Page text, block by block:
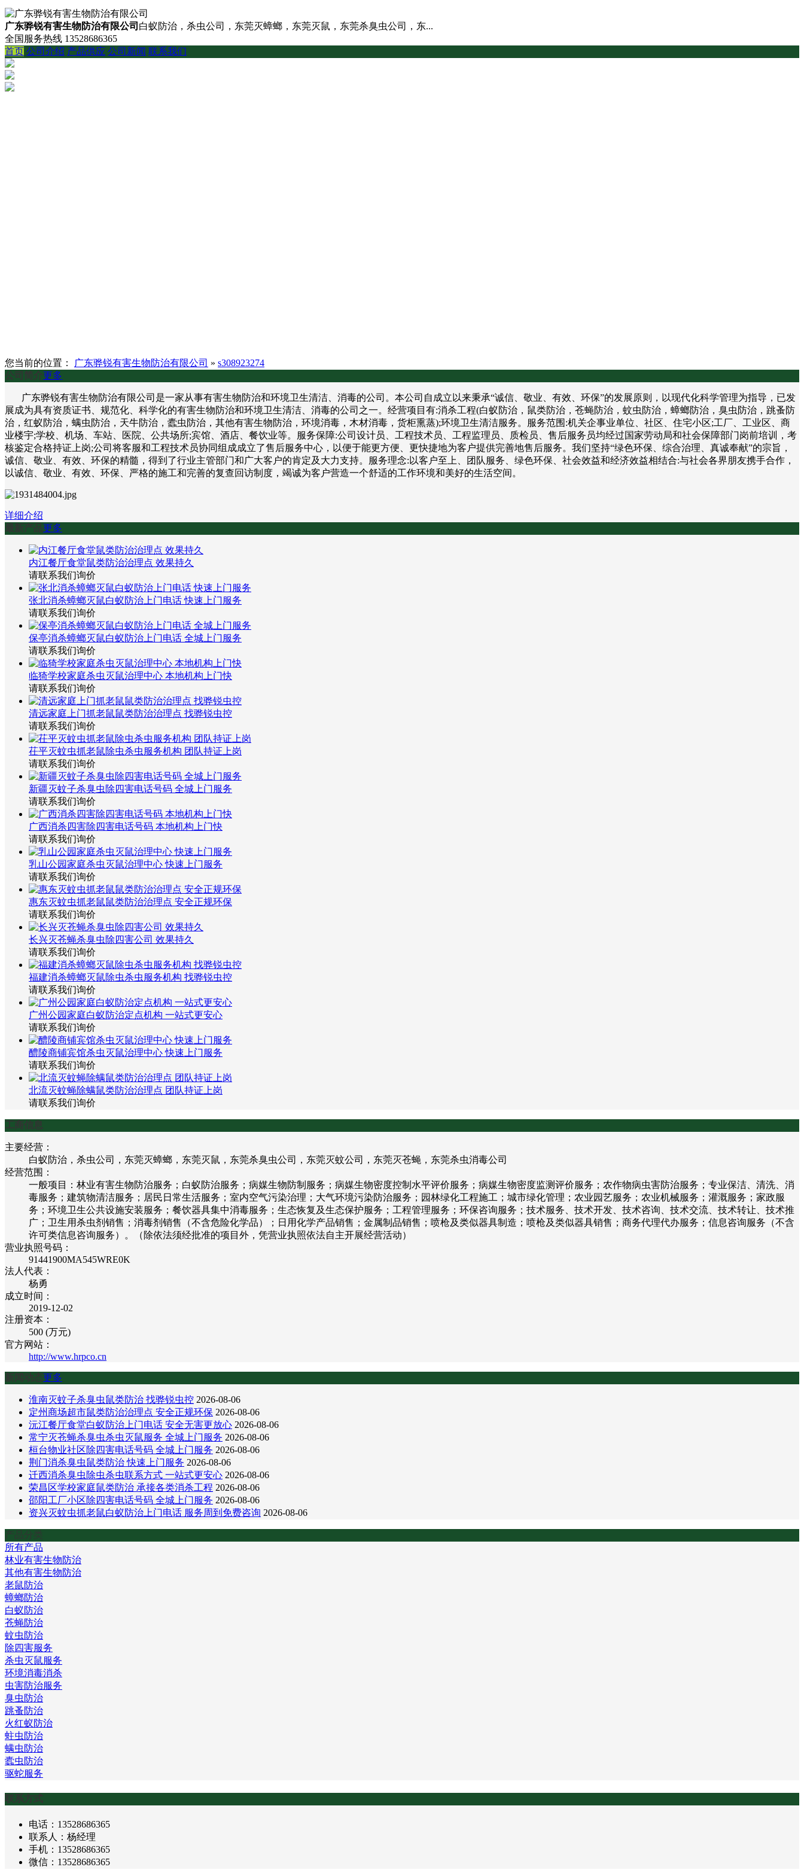
广东骅锐有害生物防治有限公司 白蚁防治，杀虫公司，东莞灭蟑螂，东莞灭鼠，东莞杀臭虫公司，东...
全国服务热线 13528686365
首页 公司介绍 产品供应 公司新闻 联系我们
您当前的位置： 广东骅锐有害生物防治有限公司 » s308923274
公司简介更多
广东骅锐有害生物防治有限公司是一家从事有害生物防治和环境卫生清洁、消毒的公司。本公司自成立以来秉承“诚信、敬业、有效、环保”的发展原则，以现代化科学管理为指导，已发
展成为具有资质证书、规范化、科学化的有害生物防治和环境卫生清洁、消毒的公司之一。经营项目有:消杀工程(白蚁防治，鼠类防治，苍蝇防治，蚊虫防治，蟑螂防治，臭虫防治，跳蚤防
治，红蚁防治，螨虫防治，天牛防治，蠹虫防治，其他有害生物防治，环境消毒，木材消毒，货柜熏蒸);环境卫生清洁服务。服务范围:机关企事业单位、社区、住宅小区;工厂、工业区、商
业楼宇;学校、机场、车站、医院、公共场所;宾馆、酒店、餐饮业等。服务保障:公司设计员、工程技术员、工程监理员、质检员、售后服务员均经过国家劳动局和社会保障部门岗前培训，考
核鉴定合格持证上岗;公司将客服和工程技术员协同组成成立了售后服务中心，以便于能更方便、更快捷地为客户提供完善地售后服务。我们坚持“绿色环保、综合治理、真诚奉献”的宗旨，
诚信、敬业、有效、环保的精髓，得到了行业主管部门和广大客户的肯定及大力支持。服务理念:以客户至上、团队服务、绿色环保、社会效益和经济效益相结合:与社会各界朋友携手合作，
以诚信、敬业、有效、环保、严格的施工和完善的复查回访制度，竭诚为客户营造一个舒适的工作环境和美好的生活空间。
详细介绍
最新产品更多
内江餐厅食堂鼠类防治治理点 效果持久
请联系我们询价
张北消杀蟑螂灭鼠白蚁防治上门电话 快速上门服务
请联系我们询价
保亭消杀蟑螂灭鼠白蚁防治上门电话 全城上门服务
请联系我们询价
临猗学校家庭杀虫灭鼠治理中心 本地机构上门快
请联系我们询价
清远家庭上门抓老鼠鼠类防治治理点 找骅锐虫控
请联系我们询价
茌平灭蚊虫抓老鼠除虫杀虫服务机构 团队持证上岗
请联系我们询价
新疆灭蚊子杀臭虫除四害电话号码 全城上门服务
请联系我们询价
广西消杀四害除四害电话号码 本地机构上门快
请联系我们询价
乳山公园家庭杀虫灭鼠治理中心 快速上门服务
请联系我们询价
惠东灭蚊虫抓老鼠鼠类防治治理点 安全正规环保
请联系我们询价
长兴灭苍蝇杀臭虫除四害公司 效果持久
请联系我们询价
福建消杀蟑螂灭鼠除虫杀虫服务机构 找骅锐虫控
请联系我们询价
广州公园家庭白蚁防治定点机构 一站式更安心
请联系我们询价
醴陵商铺宾馆杀虫灭鼠治理中心 快速上门服务
请联系我们询价
北流灭蚊蝇除螨鼠类防治治理点 团队持证上岗
请联系我们询价
工商信息
主要经营：
白蚁防治，杀虫公司，东莞灭蟑螂，东莞灭鼠，东莞杀臭虫公司，东莞灭蚊公司，东莞灭苍蝇，东莞杀虫消毒公司
经营范围：
一般项目：林业有害生物防治服务；白蚁防治服务；病媒生物防制服务；病媒生物密度控制水平评价服务；病媒生物密度监测评价服务；农作物病虫害防治服务；专业保洁、清洗、消
毒服务；建筑物清洁服务；居民日常生活服务；室内空气污染治理；大气环境污染防治服务；园林绿化工程施工；城市绿化管理；农业园艺服务；农业机械服务；灌溉服务；家政服
务；环境卫生公共设施安装服务；餐饮器具集中消毒服务；生态恢复及生态保护服务；工程管理服务；环保咨询服务；技术服务、技术开发、技术咨询、技术交流、技术转让、技术推
广；卫生用杀虫剂销售；消毒剂销售（不含危险化学品）；日用化学产品销售；金属制品销售；喷枪及类似器具制造；喷枪及类似器具销售；商务代理代办服务；信息咨询服务（不含
许可类信息咨询服务）。（除依法须经批准的项目外，凭营业执照依法自主开展经营活动）
营业执照号码：
91441900MA545WRE0K
法人代表：
杨勇
成立时间：
2019-12-02
注册资本：
500 (万元)
官方网站：
http://www.hrpco.cn
新闻动态更多
淮南灭蚊子杀臭虫鼠类防治 找骅锐虫控 2026-08-06
定州商场超市鼠类防治治理点 安全正规环保 2026-08-06
沅江餐厅食堂白蚁防治上门电话 安全无害更放心 2026-08-06
常宁灭苍蝇杀臭虫杀虫灭鼠服务 全城上门服务 2026-08-06
桓台物业社区除四害电话号码 全城上门服务 2026-08-06
荆门消杀臭虫鼠类防治 快速上门服务 2026-08-06
迁西消杀臭虫除虫杀虫联系方式 一站式更安心 2026-08-06
荣昌区学校家庭鼠类防治 承接各类消杀工程 2026-08-06
邵阳工厂小区除四害电话号码 全城上门服务 2026-08-06
资兴灭蚊虫抓老鼠白蚁防治上门电话 服务周到免费咨询 2026-08-06
产品分类
所有产品
林业有害生物防治
其他有害生物防治
老鼠防治
蟑螂防治
白蚁防治
苍蝇防治
蚊虫防治
除四害服务
杀虫灭鼠服务
环境消毒消杀
虫害防治服务
臭虫防治
跳蚤防治
火红蚁防治
蛀虫防治
螨虫防治
蠹虫防治
驱蛇服务
联系方式
电话：13528686365
联系人：杨经理
手机：13528686365
微信：13528686365